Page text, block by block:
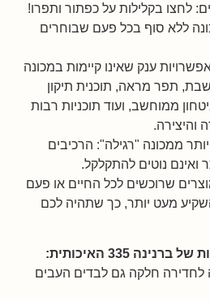
לחצו בקלילות על כפתור ותפרו!
ללא סוף בכל פעם שבוחרים
ענק שאינו קיימות במכונה
תפר מראה, תוכנית תיקון
ממוחשב, ועוד תוכניות רבות
והיצירה.
ממכונה "רגילה": הרכיבים
ואינם נוטים להתקלקל.
שרוכשים לכל החיים או פעם
מעט יותר, כך שתהיה לכם
335 האיכותית:
לחדירה חלקה גם לבדים העבים